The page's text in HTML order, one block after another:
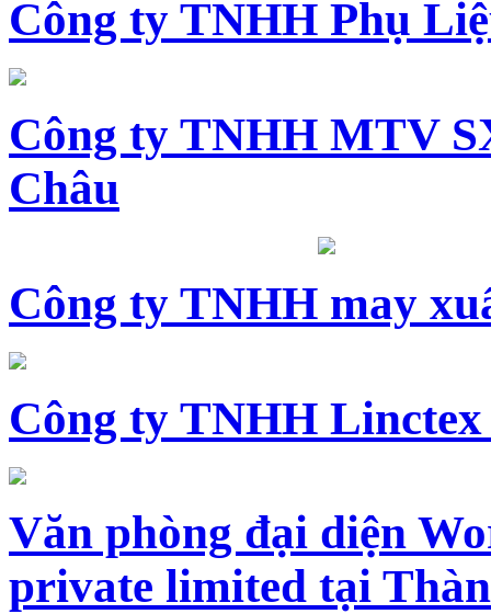
Công ty TNHH Phụ
Công ty TNHH MTV
Châu
Công ty TNHH may
Công ty TNHH Linctex
Văn phòng đại diện
private limited tại